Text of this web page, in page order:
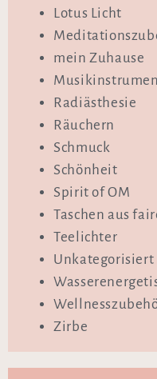
Lotus Licht
mein Zuhause
Radiästhesie
Räuchern
Schmuck
Schönheit
Spirit of OM
Taschen aus
Teelichter
Unkategorisiert
Zirbe